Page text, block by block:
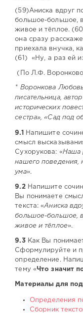
(59)Аниска вдруг
большое-большое,
живое и тёплое.
она сразу
приехала внучка,
(61) «Ну, а раз ей
(По Л.Ф.
* Воронкова
писательница,
исторических
сестра», «Сад под
9.1
Напишите
смысл
Сухорукова: «Наша
нашего поведения,
ума».
9.2Напишите
Вы понимаете
текста: «Аниска
большое-большое,
живое и тёплое».
9.3Как Вы
Сформулируйте и
определение.
тему «Что значит
Материалы для
Определения
Сборник